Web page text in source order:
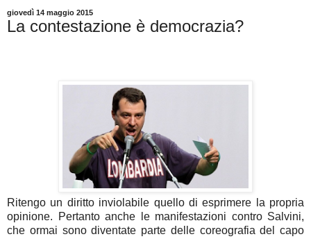
giovedì 14 maggio 2015
La contestazione è democrazia?
Ritengo un diritto inviolabile quello di esprimere la propria
opinione. Pertanto anche le manifestazioni contro Salvini,
che ormai sono diventate parte delle coreografia del capo